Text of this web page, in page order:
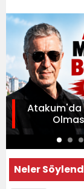
Atakum'da
Neler